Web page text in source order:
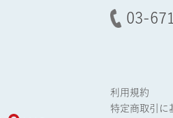
03-
利用規約
特定商取引に